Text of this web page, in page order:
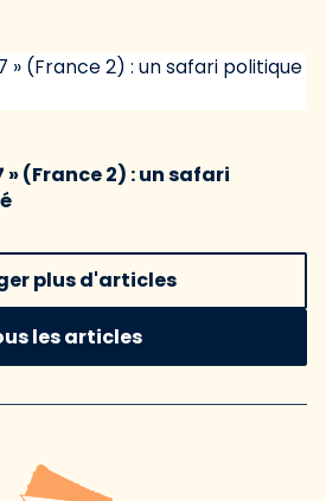
» (France 2) : un safari
plus d'articles
les articles